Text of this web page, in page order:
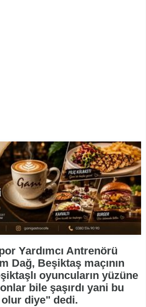
Yardımcı Antrenörü
Dağ, Beşiktaş maçının
oyuncuların yüzüne
bile şaşırdı yani bu
diye" dedi.